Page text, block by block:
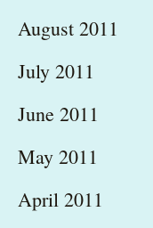
August 2011
July 2011
June 2011
May 2011
April 2011